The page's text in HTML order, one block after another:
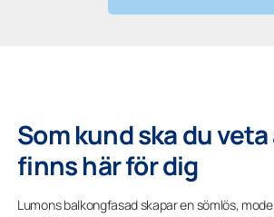
Som kund ska du
finns här för dig
Lumons balkongfasad skapar en sömlös,